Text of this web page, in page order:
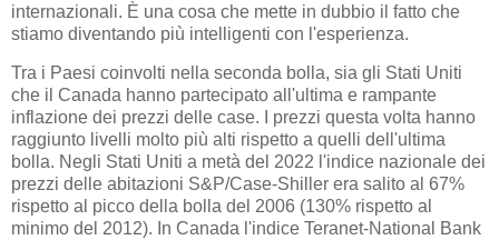
internazionali. È una cosa che mette in dubbio il fatto che
stiamo diventando più intelligenti con l'esperienza.
Tra i Paesi coinvolti nella seconda bolla, sia gli Stati Uniti
che il Canada hanno partecipato all'ultima e rampante
inflazione dei prezzi delle case. I prezzi questa volta hanno
raggiunto livelli molto più alti rispetto a quelli dell'ultima
bolla. Negli Stati Uniti a metà del 2022 l'indice nazionale dei
prezzi delle abitazioni S&P/Case-Shiller era salito al 67%
rispetto al picco della bolla del 2006 (130% rispetto al
minimo del 2012). In Canada l'indice Teranet-National Bank